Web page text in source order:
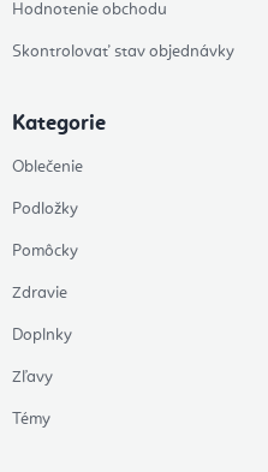
Hodnotenie obchodu
Skontrolovať stav objednávky
Kategorie
Oblečenie
Podložky
Pomôcky
Zdravie
Doplnky
Zľavy
Témy